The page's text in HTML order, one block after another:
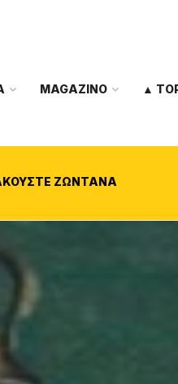
MAGAZINO ▲
ΖΩΝΤΑΝΑ